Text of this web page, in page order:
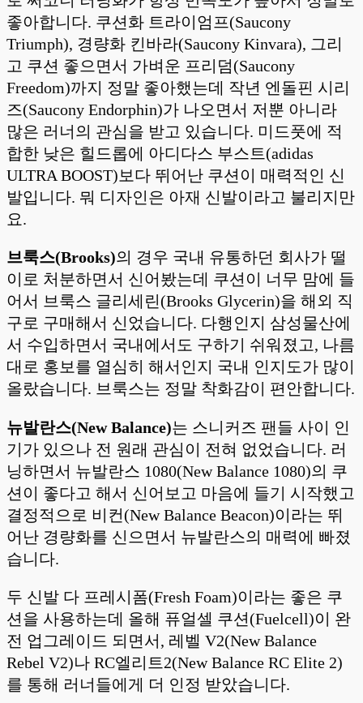
좋아합니다. 쿠션화 트라이엄프(Saucony
Triumph), 경량화 킨바라(Saucony Kinvara), 그리
고 쿠션 좋으면서 가벼운 프리덤(Saucony
Freedom)까지 정말 좋아했는데 작년 엔돌핀 시리
즈(Saucony Endorphin)가 나오면서 저뿐 아니라
많은 러너의 관심을 받고 있습니다. 미드풋에 적
합한 낮은 힐드롭에 아디다스 부스트(adidas
ULTRA BOOST)보다 뛰어난 쿠션이 매력적인 신
발입니다. 뭐 디자인은 아재 신발이라고 불리지만
요.
브룩스(Brooks)의 경우 국내 유통하던 회사가 떨
이로 처분하면서 신어봤는데 쿠션이 너무 맘에 들
어서 브룩스 글리세린(Brooks Glycerin)을 해외 직
구로 구매해서 신었습니다. 다행인지 삼성물산에
서 수입하면서 국내에서도 구하기 쉬워졌고, 나름
대로 홍보를 열심히 해서인지 국내 인지도가 많이
올랐습니다. 브룩스는 정말 착화감이 편안합니다.
뉴발란스(New Balance)는 스니커즈 팬들 사이 인
기가 있으나 전 원래 관심이 전혀 없었습니다. 러
닝하면서 뉴발란스 1080(New Balance 1080)의 쿠
션이 좋다고 해서 신어보고 마음에 들기 시작했고
결정적으로 비컨(New Balance Beacon)이라는 뛰
어난 경량화를 신으면서 뉴발란스의 매력에 빠졌
습니다.
두 신발 다 프레시폼(Fresh Foam)이라는 좋은 쿠
션을 사용하는데 올해 퓨얼셀 쿠션(Fuelcell)이 완
전 업그레이드 되면서, 레벨 V2(New Balance
Rebel V2)나 RC엘리트2(New Balance RC Elite 2)
를 통해 러너들에게 더 인정 받았습니다.